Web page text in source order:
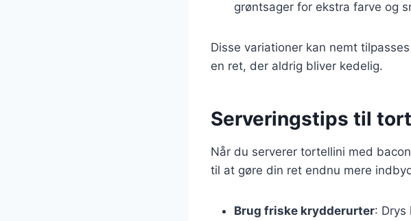
grøntsager for ekstra farve og
Disse variationer kan nemt
en ret, der aldrig bliver kedelig.
Serveringstips til
Når du serverer tortellini med
til at gøre din ret endnu mere
Brug friske krydderurter: Drys